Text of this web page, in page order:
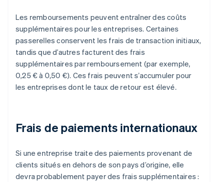
Les remboursements peuvent entraîner des coûts
supplémentaires pour les entreprises. Certaines
passerelles conservent les frais de transaction initiaux,
tandis que d’autres facturent des frais
supplémentaires par remboursement (par exemple,
0,25 € à 0,50 €). Ces frais peuvent s’accumuler pour
les entreprises dont le taux de retour est élevé.
Frais de paiements internationaux
Si une entreprise traite des paiements provenant de
clients situés en dehors de son pays d’origine, elle
devra probablement payer des frais supplémentaires :